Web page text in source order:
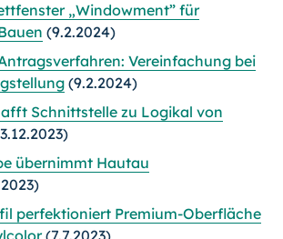
„Windowment” für
(9.2.2024)
Vereinfachung bei
(9.2.2024)
Schnittstelle zu Logikal von
übernimmt Hautau
perfektioniert Premium-Oberfläche